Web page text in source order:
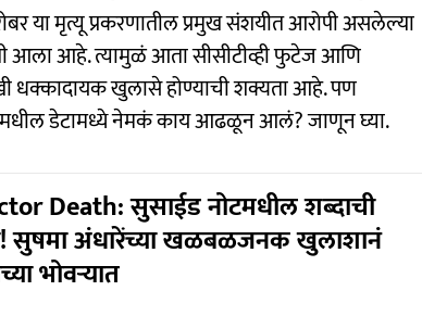
या मृत्यू प्रकरणातील प्रमुख संशयीत आरोपी असलेल्या
आला आहे. त्यामुळं आता सीसीटीव्ही फुटेज आणि
धक्कादायक खुलासे होण्याची शक्यता आहे. पण
डेटामध्ये नेमकं काय आढळून आलं? जाणून घ्या.
Death: सुसाईड नोटमधील शब्दाची
सुषमा अंधारेंच्या खळबळजनक खुलाशानं
भोवऱ्यात